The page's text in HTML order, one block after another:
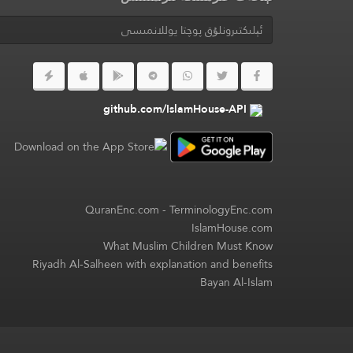
github.com/IslamHouse-API
QuranEnc.com-TerminologyEnc.com
IslamHouse.com
What Muslim Children Must Know
Riyadh Al-Salheen with explanation and benefits
Bayan Al-Islam